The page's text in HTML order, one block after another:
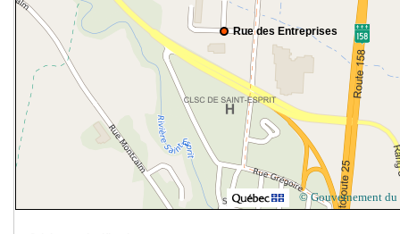
Rue des Entreprises
© Gouvernement du